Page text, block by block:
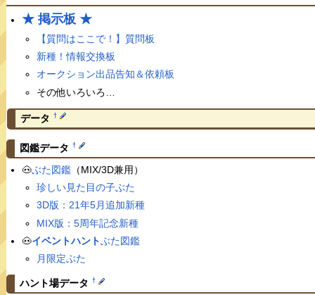
★ 掲示板 ★
【質問はここで！】質問板
新種！情報交換板
オークション出品告知＆依頼板
その他いろいろ…
データ †
図鑑データ †
🐽ぶた図鑑（MIX/3D兼用）
珍しい見た目の子ぶた
3D版：21年5月追加新種
MIX版：5周年記念新種
🐽イベントハントぶた図鑑
月限定ぶた
ハント場データ †